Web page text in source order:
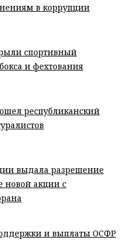
в коррупции
спортивный
и фехтования
республиканский
выдала разрешение
новой акции с
и выплаты ОСФР